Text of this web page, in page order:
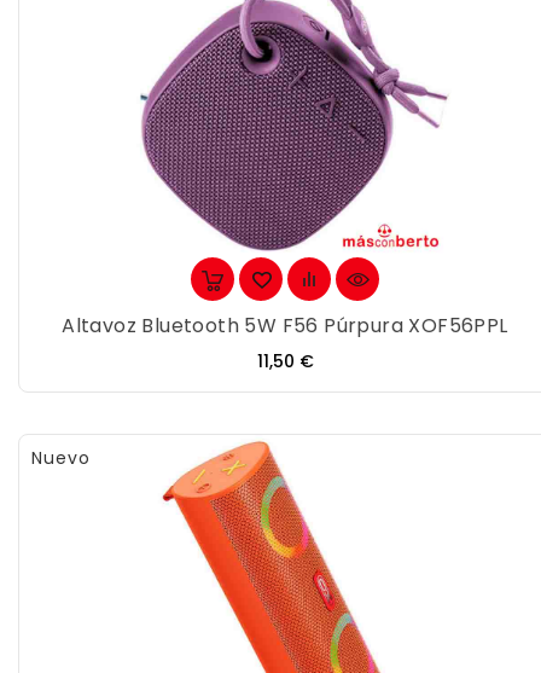
Altavoz Bluetooth 5W F56 Púrpura XOF56PPL
Precio
11,50 €
Nuevo